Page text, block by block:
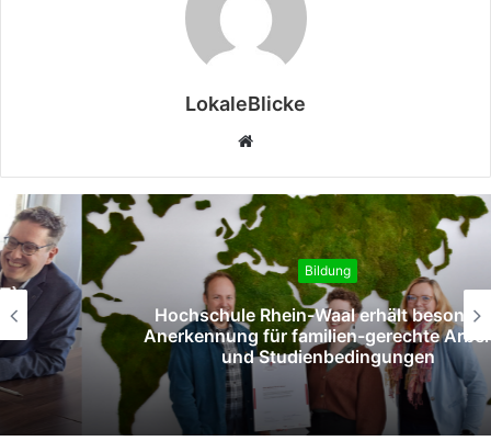
LokaleBlicke
Webseite
Bildung
Hochschule Rhein-Waal erhält besondere
Anerkennung für familien-gerechte Arbeits-
und Studienbedingungen